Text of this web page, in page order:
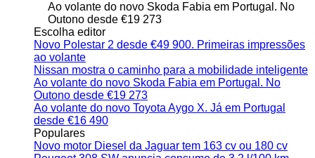
Ao volante do novo Skoda Fabia em Portugal. No
Outono desde €19 273
Escolha editor
Novo Polestar 2 desde €49 900. Primeiras impressões
ao volante
Nissan mostra o caminho para a mobilidade inteligente
Ao volante do novo Skoda Fabia em Portugal. No
Outono desde €19 273
Ao volante do novo Toyota Aygo X. Já em Portugal
desde €16 490
Populares
Novo motor Diesel da Jaguar tem 163 cv ou 180 cv